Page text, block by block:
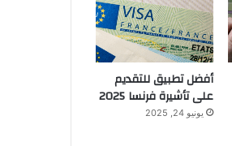
أفضل تطبيق للتقديم
على تأشيرة فرنسا 2025
يونيو 24, 2025